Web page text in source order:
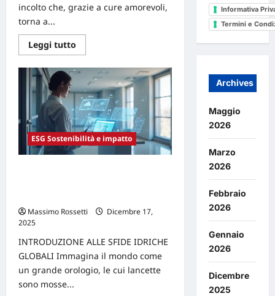
incolto che, grazie a cure amorevoli,
torna a...
Leggi tutto
di
su
Come
le
aziende
possono
diventare
pilastri
della
rigenerazione
sociale
e
ESG Sostenibilità e impatto
Massimo Rossetti
Dicembre 17,
2025
INTRODUZIONE ALLE SFIDE IDRICHE
GLOBALI Immagina il mondo come
un grande orologio, le cui lancette
sono mosse...
Informativa
Termini e
Archives
Maggio
2026
Marzo
2026
Febbraio
2026
Gennaio
2026
Dicembre
2025